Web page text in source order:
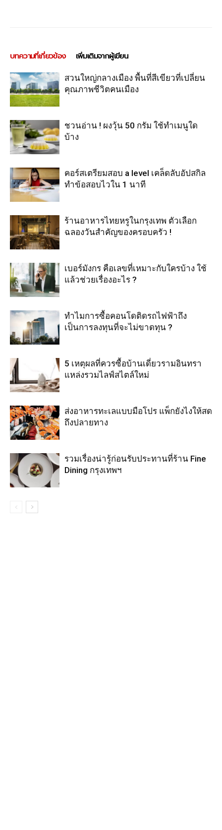
บทความที่เกี่ยวข้อง เพิ่มเติมจากผู้เขียน
สวนใหญ่กลางเมือง พื้นที่สีเขียวที่เปลี่ยน
คุณภาพชีวิตคนเมือง
ชวนอ่าน ! ผงวุ้น 50 กรัม ใช้ทำเมนูใด
บ้าง
คอร์สเตรียมสอบ a level เคล็ดลับอัปสกิล
ทำข้อสอบไวใน 1 นาที
ร้านอาหารไทยหรูในกรุงเทพ ตัวเลือก
ฉลองวันสำคัญของครอบครัว !
เบอร์มังกร คือเลขที่เหมาะกับใครบ้าง ใช้
แล้วช่วยเรื่องอะไร ?
ทำไมการซื้อคอนโดติดรถไฟฟ้าถึง
เป็นการลงทุนที่จะไม่ขาดทุน ?
5 เหตุผลที่ควรซื้อบ้านเดี่ยวรามอินทรา
แหล่งรวมไลฟ์สไตล์ใหม่
ส่งอาหารทะเลแบบมือโปร แพ็กยังไงให้สด
ถึงปลายทาง
รวมเรื่องน่ารู้ก่อนรับประทานที่ร้าน Fine
Dining กรุงเทพฯ